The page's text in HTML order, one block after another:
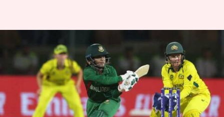
ICC మహిళల T20 ప్రపంచ కప్:
బంగ్లాదేశ్‌ను ఓడించిన ఆస్ట్రేలియా
వ్రాసిన వారు Jayachandra Akuri Feb 15, 2023 12:38 pm
ఈ వార్తాకథనం ఏంటి